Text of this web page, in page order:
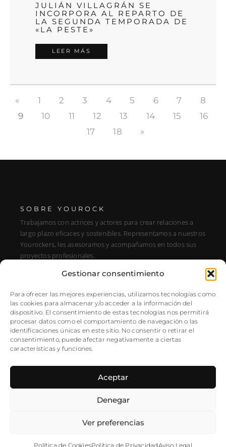
Gestionar consentimiento
Para ofrecer las mejores experiencias, utilizamos tecnologías como
las cookies para almacenar y/o acceder a la información del
dispositivo. El consentimiento de estas tecnologías nos permitirá
procesar datos como el comportamiento de navegación o las
identificaciones únicas en este sitio. No consentir o retirar el
consentimiento, puede afectar negativamente a ciertas
características y funciones.
Aceptar
Denegar
Ver preferencias
Política de CookiesPolítica de PrivacidadAviso Legal
JULIÁN VILLAGRÁN SE
INCORPORA AL REPARTO DE
LA SEGUNDA TEMPORADA DE
«LA PESTE»
LEER MÁS
« 1 2 3 4 5 6 7
8
9
10 11 12 13 14 15
16
17
18 »
SOBRE YOUROCK
Trabajamos con actrices y actores para crear relaciones a
largo plazo eficaces y sostenibles. Representamos a nuestros
Yourockers, les asesoramos y acompañamos en todos sus
proyectos profesionales.
DIRECCIÓN
SÍGUENOS
Instagram
NEWSLETTER